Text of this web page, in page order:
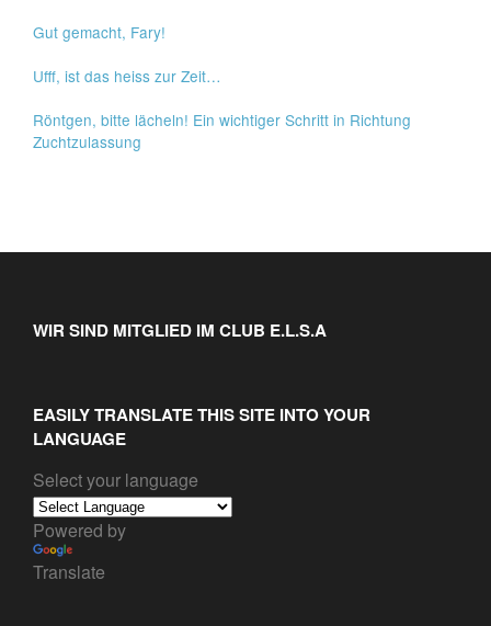
Gut gemacht, Fary!
Ufff, ist das heiss zur Zeit…
Röntgen, bitte lächeln! Ein wichtiger Schritt in Richtung
Zuchtzulassung
WIR SIND MITGLIED IM CLUB E.L.S.A
EASILY TRANSLATE THIS SITE INTO YOUR
LANGUAGE
Select your language
Powered by
Translate